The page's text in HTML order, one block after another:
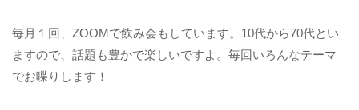
毎月１回、ZOOMで飲み会もしています。10代から70代とい
ますので、話題も豊かで楽しいですよ。毎回いろんなテーマ
でお喋りします！